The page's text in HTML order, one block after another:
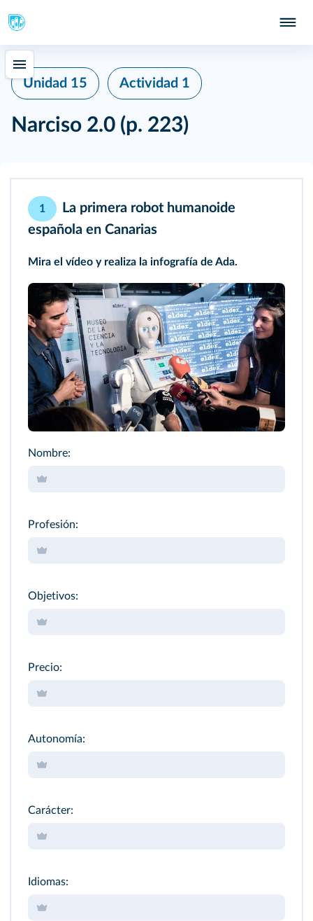
Unidad 15 Actividad 1
Narciso 2.0 (p. 223)
1
La primera robot humanoide
española en Canarias
Mira el vídeo y realiza la infografía de Ada.
Nombre:
Profesión:
Objetivos:
Precio:
Autonomía:
Carácter:
Idiomas: